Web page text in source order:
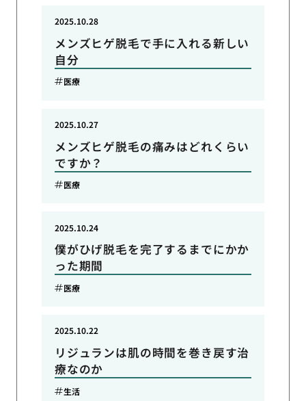
メンズヒゲ脱毛で手に入れる新しい
自分
2025.10.28
医療
メンズヒゲ脱毛の痛みはどれくらい
ですか？
2025.10.27
医療
僕がひげ脱毛を完了するまでにかか
った期間
2025.10.24
医療
リジュランは肌の時間を巻き戻す治
療なのか
2025.10.22
生活